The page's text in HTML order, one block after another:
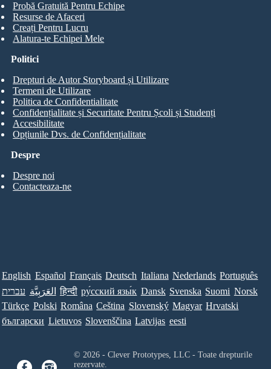
Probă Gratuită Pentru Echipe
Resurse de Afaceri
Creați Pentru Lucru
Alatura-te Echipei Mele
Despre
Despre noi
Contacteaza-ne
Politici
Drepturi de Autor Storyboard și Utilizare
Termeni de Utilizare
Politica de Confidentialitate
Confidențialitate și Securitate Pentru Școli și Studenți
Accesibilitate
Opțiunile Dvs. de Confidențialitate
English Español Français Deutsch Italiana Nederlands Português
עברית العَرَبِيَّة हिन्दी ру́сский язы́к Dansk Svenska Suomi Norsk
Türkçe Polski Româna Ceština Slovenský Magyar Hrvatski
български Lietuvos Slovenščina Latvijas eesti
© 2026 - Clever Prototypes, LLC - Toate drepturile
rezervate.